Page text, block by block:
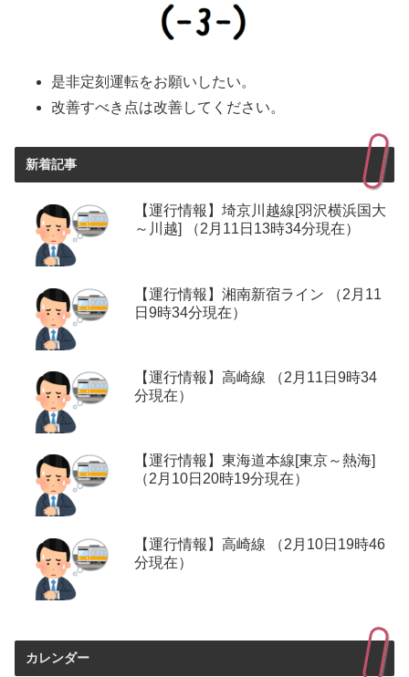
是非定刻運転をお願いしたい。
改善すべき点は改善してください。
新着記事
【運行情報】埼京川越線[羽沢横浜国大
～川越] （2月11日13時34分現在）
【運行情報】湘南新宿ライン （2月11
日9時34分現在）
【運行情報】高崎線 （2月11日9時34
分現在）
【運行情報】東海道本線[東京～熱海]
（2月10日20時19分現在）
【運行情報】高崎線 （2月10日19時46
分現在）
カレンダー